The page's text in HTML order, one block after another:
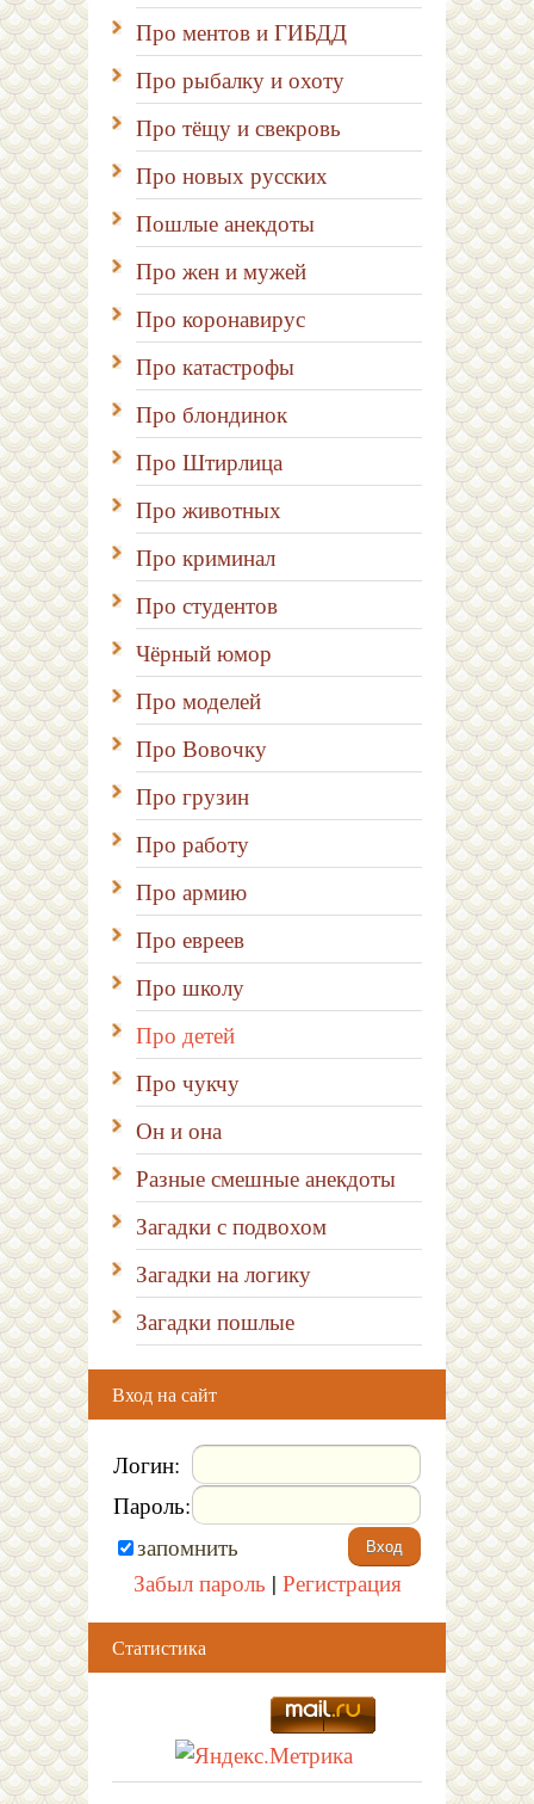
Про ментов и ГИБДД
Про рыбалку и охоту
Про тёщу и свекровь
Про новых русских
Пошлые анекдоты
Про жен и мужей
Про коронавирус
Про катастрофы
Про блондинок
Про Штирлица
Про животных
Про криминал
Про студентов
Чёрный юмор
Про моделей
Про Вовочку
Про грузин
Про работу
Про армию
Про евреев
Про школу
Про детей
Про чукчу
Он и она
Разные смешные анекдоты
Загадки с подвохом
Загадки на логику
Загадки пошлые
Вход на сайт
Логин:
Пароль:
запомнить
Забыл пароль | Регистрация
Статистика